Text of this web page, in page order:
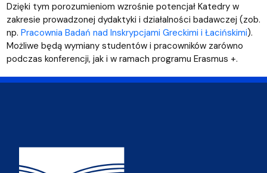
Dzięki tym porozumieniom wzrośnie potencjał Katedry w
zakresie prowadzonej dydaktyki i działalności badawczej (zob.
np. Pracownia Badań nad Inskrypcjami Greckimi i Łacińskimi).
Możliwe będą wymiany studentów i pracowników zarówno
podczas konferencji, jak i w ramach programu Erasmus +.
Adres Wydziału